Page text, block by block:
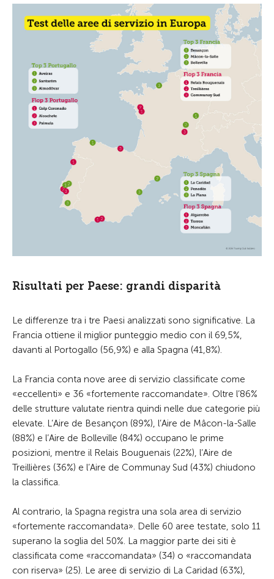
Risultati per Paese: grandi disparità
Le differenze tra i tre Paesi analizzati sono significative. La
Francia ottiene il miglior punteggio medio con il 69,5%,
davanti al Portogallo (56,9%) e alla Spagna (41,8%).
La Francia conta nove aree di servizio classificate come
«eccellenti» e 36 «fortemente raccomandate». Oltre l’86%
delle strutture valutate rientra quindi nelle due categorie più
elevate. L’Aire de Besançon (89%), l’Aire de Mâcon-la-Salle
(88%) e l’Aire de Bolleville (84%) occupano le prime
posizioni, mentre il Relais Bouguenais (22%), l’Aire de
Treillières (36%) e l’Aire de Communay Sud (43%) chiudono
la classifica.
Al contrario, la Spagna registra una sola area di servizio
«fortemente raccomandata». Delle 60 aree testate, solo 11
superano la soglia del 50%. La maggior parte dei siti è
classificata come «raccomandata» (34) o «raccomandata
con riserva» (25). Le aree di servizio di La Caridad (63%),